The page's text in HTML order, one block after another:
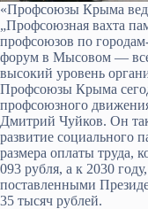
«Профсоюзы Крыма
„Профсоюзная вахта
профсоюзов по
форум в Мысовом —
высокий уровень
Профсоюзы Крыма
профсоюзного
Дмитрий Чуйков. Он
развитие социального
размера оплаты труда,
093 рубля, а к 2030
поставленными
35 тысяч рублей.